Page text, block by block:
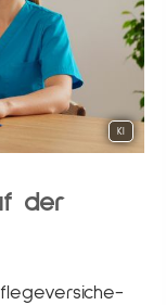
KI
der